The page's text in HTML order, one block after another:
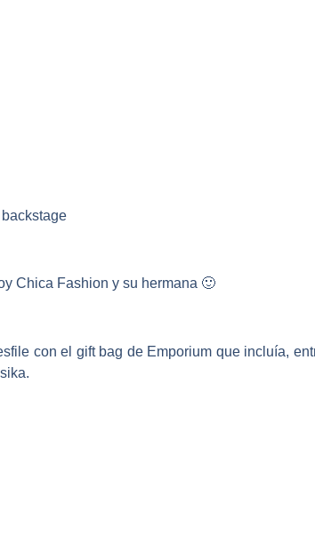
Chica Fashion y su hermana 🙂
con el gift bag de Emporium que incluía,